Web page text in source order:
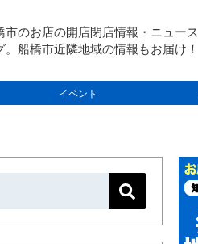
のお店の開店閉店情報・ニュー
船橋市近隣地域の情報もお届け！
イベント